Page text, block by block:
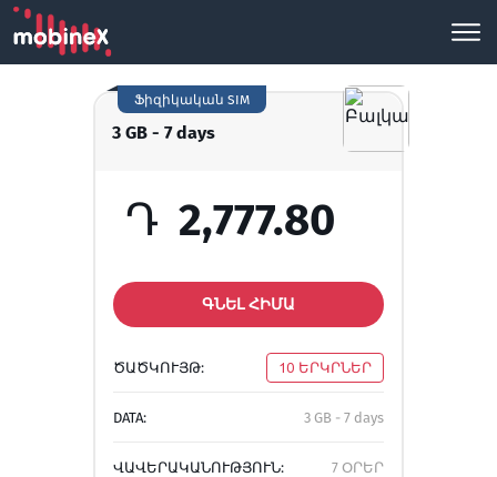
3 GB - 7 days
Ֆիզիկական SIM
Դ 2,777.80
ԳՆԵԼ ՀԻՄԱ
ԾԱԾԿՈՒՅԹ: 10 ԵՐԿՐՆԵՐ
DATA: 3 GB - 7 days
ՎԱՎԵՐԱԿԱՆՈՒԹՅՈՒՆ: 7 ՕՐԵՐ